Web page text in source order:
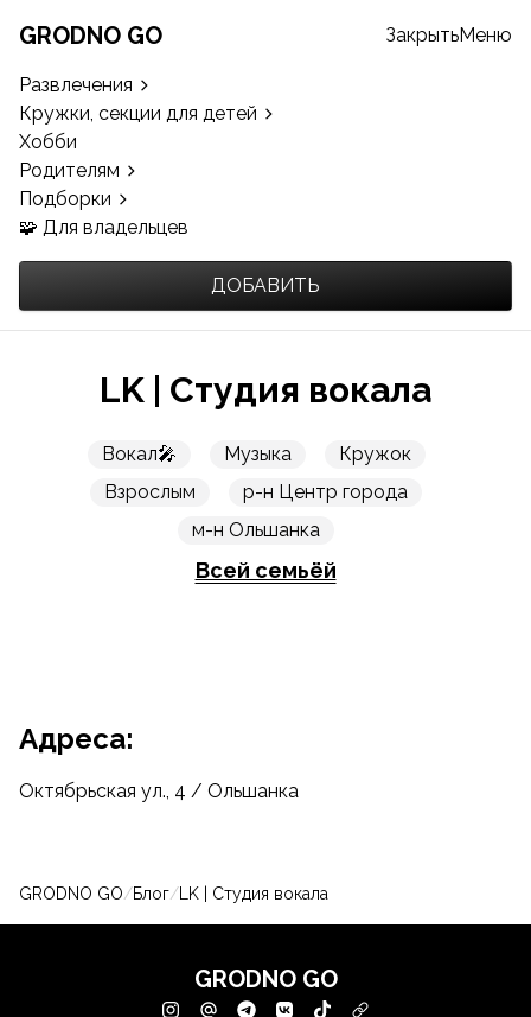
GRODNO GO
Развлечения
Кружки, секции для детей
Хобби
Родителям
Подборки
🧩 Для владельцев
ДОБАВИТЬ
ЗакрытьМеню
LK | Студия вокала
Вокал🎤 Музыка
Кружок
Взрослым
р-н Центр города
м-н Ольшанка
Всей семьёй
Адреса:
Октябрьская ул., 4 / Ольшанка
GRODNO GO/Блог/ LK | Студия вокала
GRODNO GO